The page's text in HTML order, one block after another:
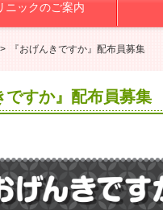
ニックのご案内
『おげんきですか』配布員募集
ですか』配布員募集